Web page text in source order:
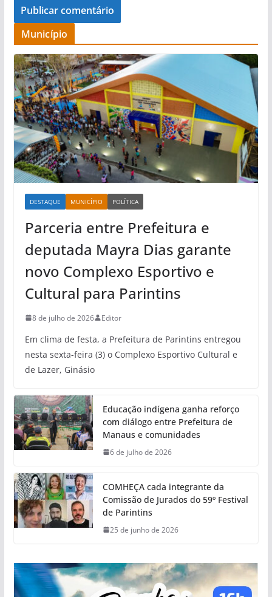
Município
DESTAQUE MUNICÍPIO POLÍTICA
Parceria entre Prefeitura e
deputada Mayra Dias garante
novo Complexo Esportivo e
Cultural para Parintins
8 de julho de 2026 Editor
Em clima de festa, a Prefeitura de Parintins entregou
nesta sexta-feira (3) o Complexo Esportivo Cultural e
de Lazer, Ginásio
Educação indígena ganha reforço
com diálogo entre Prefeitura de
Manaus e comunidades
6 de julho de 2026
COMHEÇA cada integrante da
Comissão de Jurados do 59º Festival
de Parintins
25 de junho de 2026